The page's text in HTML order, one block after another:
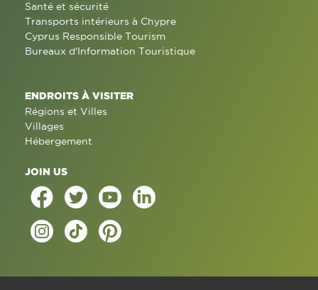
Santé et sécurité
Transports intérieurs à Chypre
Cyprus Responsible Tourism
Bureaux d'Information Touristique
ENDROITS À VISITER
Régions et Villes
Villages
Hébergement
JOIN US